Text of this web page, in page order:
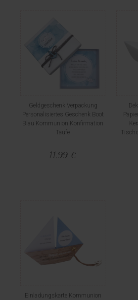
Geldgeschenk Verpackung
Personalisiertes Geschenk Boot
Blau Kommunion Konfirmation
Taufe
11,99 €
Einladungskarte Kommunion